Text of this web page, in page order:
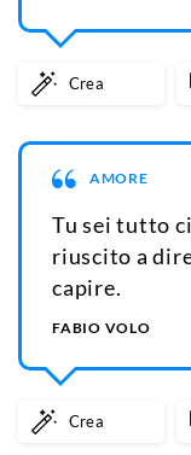
Crea
AMORE
Tu sei tutto
riuscito a
capire.
FABIO VOLO
Crea